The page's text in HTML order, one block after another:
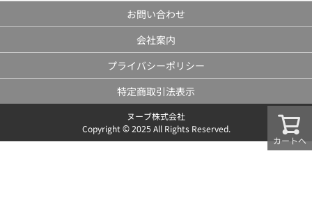
カートへ
お問い合わせ
会社案内
プライバシーポリシー
特定商取引法表示
ヌーブ株式会社
Copyright © 2025 All Rights Reserved.